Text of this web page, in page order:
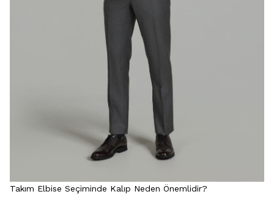
Takım Elbise Seçiminde Kalıp Neden Önemlidir?